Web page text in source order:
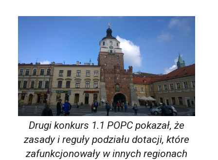
Drugi konkurs 1.1 POPC pokazał, że
zasady i reguły podziału dotacji, które
zafunkcjonowały w innych regionach